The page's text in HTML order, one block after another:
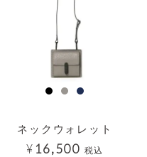
ネックウォレット
¥ 16,500 税込